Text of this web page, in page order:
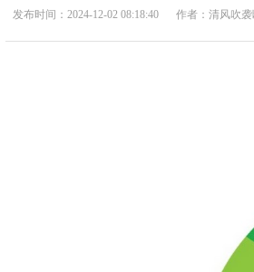
发布时间： 2024-12-02 08:18:40 作者： 清风吹